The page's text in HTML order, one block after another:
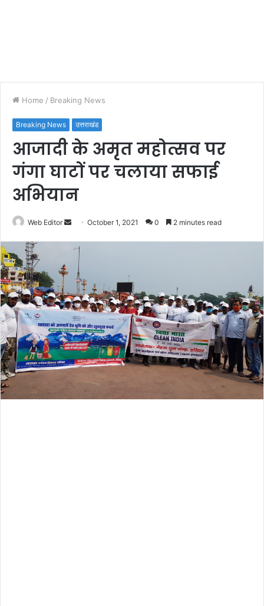
Home / Breaking News
Breaking News उत्तराखंड
आजादी के अमृत महोत्सव पर
गंगा घाटों पर चलाया सफाई
अभियान
Web Editor
n
n
e
m
a
i
l
October 1, 2021 0 2 minutes read